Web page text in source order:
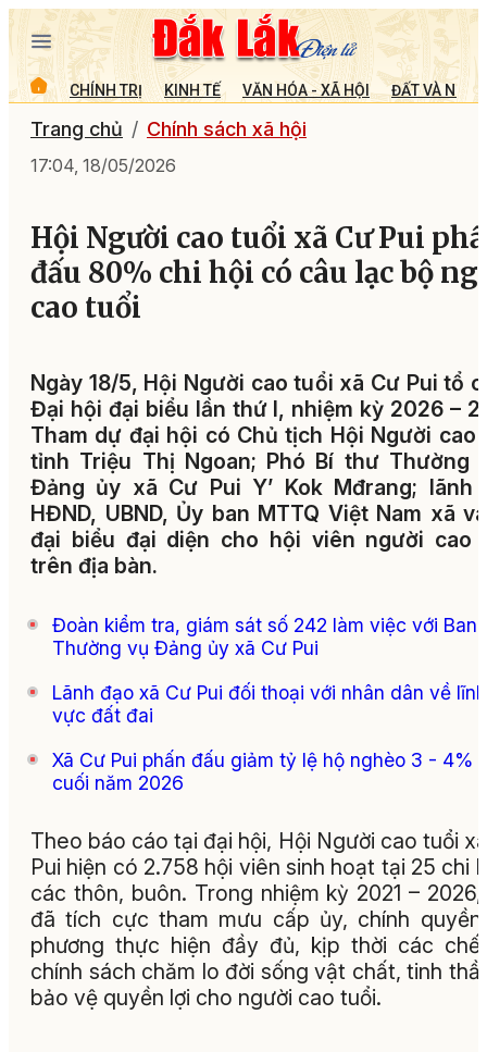
CHÍNH TRỊ KINH TẾ VĂN HÓA - XÃ HỘI ĐẤT VÀ
Trang chủ Chính sách xã hội
17:04, 18/05/2026
Hội Người cao tuổi xã Cư Pui
đấu 80% chi hội có câu lạc bộ
cao tuổi
Ngày 18/5, Hội Người cao tuổi xã Cư Pui tổ
Đại hội đại biểu lần thứ I, nhiệm kỳ 2026 –
Tham dự đại hội có Chủ tịch Hội Người cao
tỉnh Triệu Thị Ngoan; Phó Bí thư Thường
Đảng ủy xã Cư Pui Y’ Kok Mđrang; lãnh
HĐND, UBND, Ủy ban MTTQ Việt Nam xã
đại biểu đại diện cho hội viên người cao
trên địa bàn.
Đoàn kiểm tra, giám sát số 242 làm việc với Ban
Thường vụ Đảng ủy xã Cư Pui
Lãnh đạo xã Cư Pui đối thoại với nhân dân về lĩnh
vực đất đai
Xã Cư Pui phấn đấu giảm tỷ lệ hộ nghèo 3 - 4%
cuối năm 2026
Theo báo cáo tại đại hội, Hội Người cao tuổi
Pui hiện có 2.758 hội viên sinh hoạt tại 25 chi
các thôn, buôn. Trong nhiệm kỳ 2021 –
đã tích cực tham mưu cấp ủy, chính
phương thực hiện đầy đủ, kịp thời các chế
chính sách chăm lo đời sống vật chất, tinh
bảo vệ quyền lợi cho người cao tuổi.